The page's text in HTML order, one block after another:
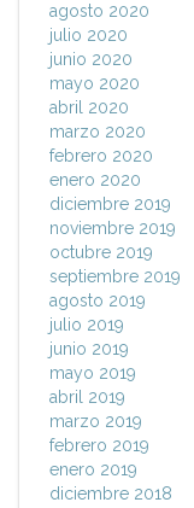
agosto 2020
julio 2020
junio 2020
mayo 2020
abril 2020
marzo 2020
febrero 2020
enero 2020
diciembre 2019
noviembre 2019
octubre 2019
septiembre 2019
agosto 2019
julio 2019
junio 2019
mayo 2019
abril 2019
marzo 2019
febrero 2019
enero 2019
diciembre 2018